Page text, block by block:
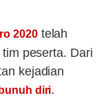
2020telah
peserta. Dari
kejadian
diri.